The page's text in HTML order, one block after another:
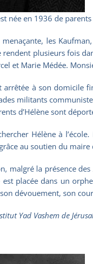
née en 1936 de
les
rendent plusieurs fois
et Marie Médée.
arrêtée à son domicile
militants
d’Hélène sont
Hélène à
au soutien du maire
malgré la présence
est placée dans un
dévouement, son
Yad Vashem de